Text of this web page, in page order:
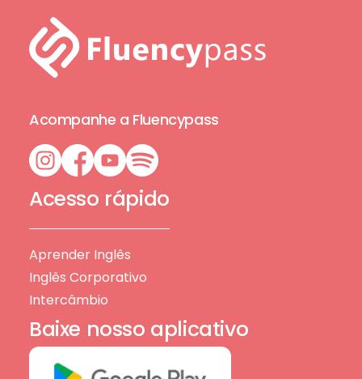
Acompanhe a Fluencypass
Acesso rápido
Aprender Inglês
Inglês Corporativo
Intercâmbio
Baixe nosso aplicativo